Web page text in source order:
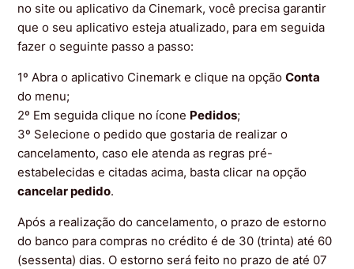
Quando o meu pedido expira?
Como realizar uma compra de Snack Bar dentro do
aplicativo?
Como criar ou alterar meu login do Aplicativo?
no site ou aplicativo da Cinemark, você precisa garantir
que o seu aplicativo esteja atualizado, para em seguida
fazer o seguinte passo a passo:
1º Abra o aplicativo Cinemark e clique na opçãoConta
do menu;
2º Em seguida clique no ícone Pedidos;
3º Selecione o pedido que gostaria de realizar o
cancelamento, caso ele atenda as regras pré-
estabelecidas e citadas acima, basta clicar na opção
cancelar pedido.
Após a realização do cancelamento, o prazo de estorno
do banco para compras no crédito é de 30 (trinta) até 60
(sessenta) dias. O estorno será feito no prazo de até 07